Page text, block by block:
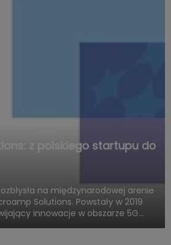
z polskiego startupu do
na międzynarodowej arenie
Solutions. Powstały w 2019
innowacje w obszarze 5G